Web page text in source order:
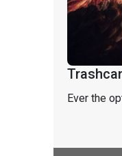
Ever the